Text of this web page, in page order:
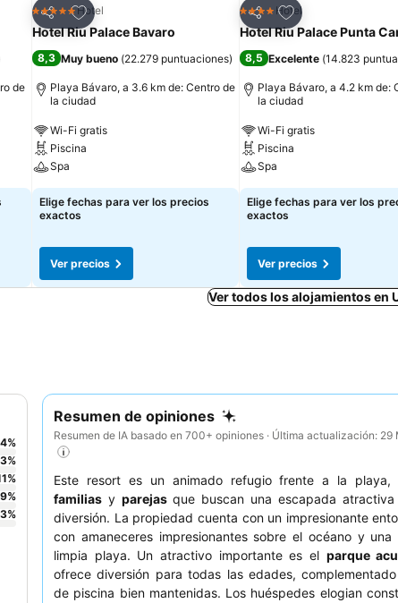
de
Compartir
Agregar a favoritos
5 EstrellasHotel
Hotel Riu Palace Bavaro
8,3 Muy bueno (22.279 puntuaciones)
Playa Bávaro, a 3.6 km de: Centro de
la ciudad
Wi-Fi gratis
Piscina
Spa
Elige fechas para ver los precios
exactos
Ver precios
Compartir
Agregar a
4 EstrellasHotel
Hotel Riu Palace Punta
8,5 Excelente (14.823
Playa Bávaro, a 4.2 km de:
la ciudad
Wi-Fi gratis
Piscina
Spa
Elige fechas para ver los
exactos
Ver precios
Ver todos los alojamientos en
Resumen de opiniones
Resumen de IA basado en 700+ opiniones · Última actualización: 29
Este resort es un animado refugio frente a la playa,
familias y parejasque buscan una escapada
diversión. La propiedad cuenta con un impresionante
con amaneceres impresionantes sobre el océano y una
limpia playa. Un atractivo importante es el parque
ofrece diversión para todas las edades,
de piscina bien mantenidas. Los huéspedes elogian
%
%
%
9%
3%